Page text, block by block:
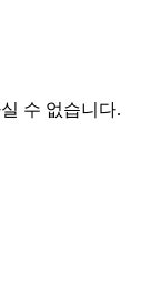
수 없습니다.